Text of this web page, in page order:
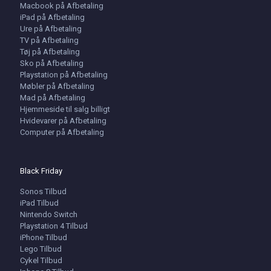
Macbook på Afbetaling
iPad på Afbetaling
Ure på Afbetaling
TV på Afbetaling
Tøj på Afbetaling
Sko på Afbetaling
Playstation på Afbetaling
Møbler på Afbetaling
Mad på Afbetaling
Hjemmeside til salg billigt
Hvidevarer på Afbetaling
Computer på Afbetaling
Black Friday
Sonos Tilbud
iPad Tilbud
Nintendo Switch
Playstation 4 Tilbud
iPhone Tilbud
Lego Tilbud
Cykel Tilbud